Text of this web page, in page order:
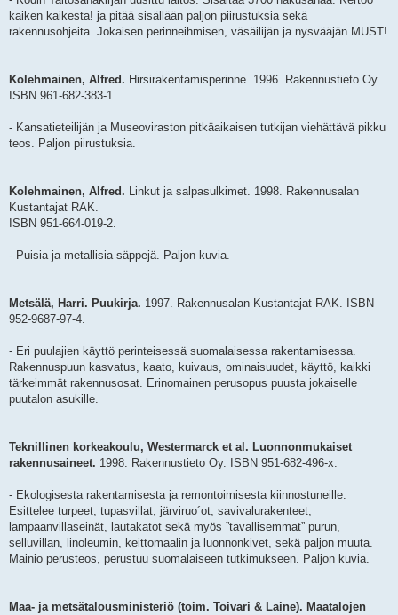
kaiken kaikesta! ja pitää sisällään paljon piirustuksia sekä
rakennusohjeita. Jokaisen perinneihmisen, väsäilijän ja nysvääjän MUST!
Kolehmainen, Alfred. Hirsirakentamisperinne. 1996. Rakennustieto Oy.
ISBN 961-682-383-1.
- Kansatieteilijän ja Museoviraston pitkäaikaisen tutkijan viehättävä pikku
teos. Paljon piirustuksia.
Kolehmainen, Alfred. Linkut ja salpasulkimet. 1998. Rakennusalan
Kustantajat RAK.
ISBN 951-664-019-2.
- Puisia ja metallisia säppejä. Paljon kuvia.
Metsälä, Harri. Puukirja. 1997. Rakennusalan Kustantajat RAK. ISBN
952-9687-97-4.
- Eri puulajien käyttö perinteisessä suomalaisessa rakentamisessa.
Rakennuspuun kasvatus, kaato, kuivaus, ominaisuudet, käyttö, kaikki
tärkeimmät rakennusosat. Erinomainen perusopus puusta jokaiselle
puutalon asukille.
Teknillinen korkeakoulu, Westermarck et al. Luonnonmukaiset
rakennusaineet. 1998. Rakennustieto Oy. ISBN 951-682-496-x.
- Ekologisesta rakentamisesta ja remontoimisesta kiinnostuneille.
Esittelee turpeet, tupasvillat, järviruo´ot, savivalurakenteet,
lampaanvillaseinät, lautakatot sekä myös ”tavallisemmat” purun,
selluvillan, linoleumin, keittomaalin ja luonnonkivet, sekä paljon muuta.
Mainio perusteos, perustuu suomalaiseen tutkimukseen. Paljon kuvia.
Maa- ja metsätalousministeriö (toim. Toivari & Laine). Maatalojen